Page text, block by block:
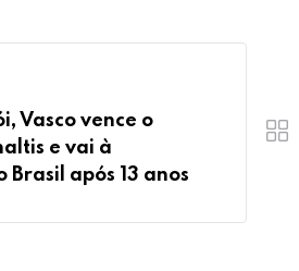
Vasco vence o
e vai à
após 13 anos